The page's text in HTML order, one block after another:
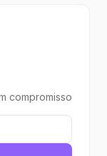
compromisso